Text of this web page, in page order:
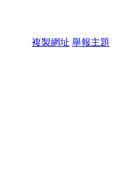
複製網址 舉報主題